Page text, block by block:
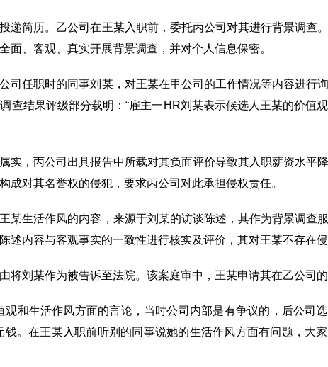
递简历。乙公司在王某入职前，委托丙公司对其进行背景调查
面、客观、真实开展背景调查，并对个人信息保密。
司任职时的同事刘某，对王某在甲公司的工作情况等内容进行
查结果评级部分载明：“雇主一HR刘某表示候选人王某的价值
实，丙公司出具报告中所载对其负面评价导致其入职薪资水平
成对其名誉权的侵犯，要求丙公司对此承担侵权责任。
某生活作风的内容，来源于刘某的访谈陈述，其作为背景调查
述内容与客观事实的一致性进行核实及评价，其对王某不存在侵
将刘某作为被告诉至法院。该案庭审中，王某申请其在乙公司的
观和生活作风方面的言论，当时公司内部是有争议的，后公司
。在王某入职前听别的同事说她的生活作风方面有问题，大